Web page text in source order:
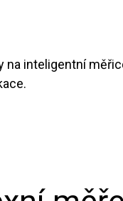
inteligentní